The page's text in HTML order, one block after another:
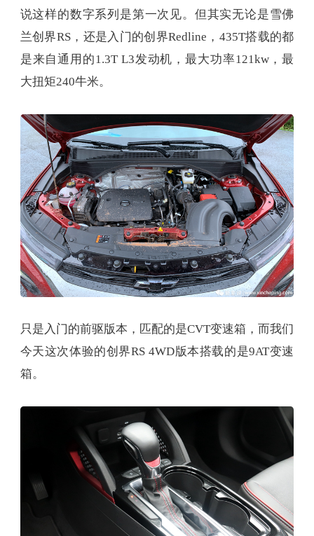
说这样的数字系列是第一次见。但其实无论是雪佛
兰创界RS，还是入门的创界Redline，435T搭载的都
是来自通用的1.3T L3发动机，最大功率121kw，最
大扭矩240牛米。
只是入门的前驱版本，匹配的是CVT变速箱，而我们
今天这次体验的创界RS 4WD版本搭载的是9AT变速
箱。